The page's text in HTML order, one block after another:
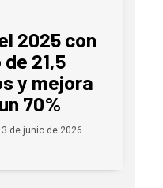
2025 con
21,5
y mejora
70%
3 de junio de 2026